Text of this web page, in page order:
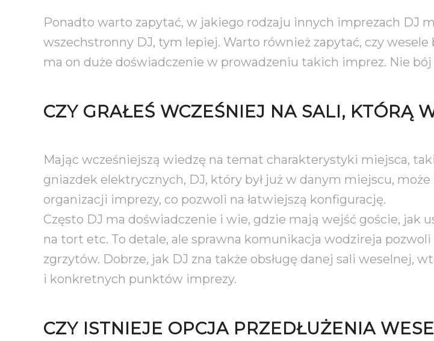
Ponadto warto zapytać, w jakiego rodzaju innych imprezach DJ
wszechstronny DJ, tym lepiej. Warto również zapytać, czy
ma on duże doświadczenie w prowadzeniu takich imprez. Nie
CZY GRAŁEŚ WCZEŚNIEJ NA SALI, KTÓRĄ
Mając wcześniejszą wiedzę na temat charakterystyki miejsca,
gniazdek elektrycznych, DJ, który był już w danym miejscu,
organizacji imprezy, co pozwoli na łatwiejszą konfigurację.
Często DJ ma doświadczenie i wie, gdzie mają wejść goście, jak
na tort etc. To detale, ale sprawna komunikacja wodzireja
zgrzytów. Dobrze, jak DJ zna także obsługę danej sali
i konkretnych punktów imprezy.
CZY ISTNIEJE OPCJA PRZEDŁUŻENIA